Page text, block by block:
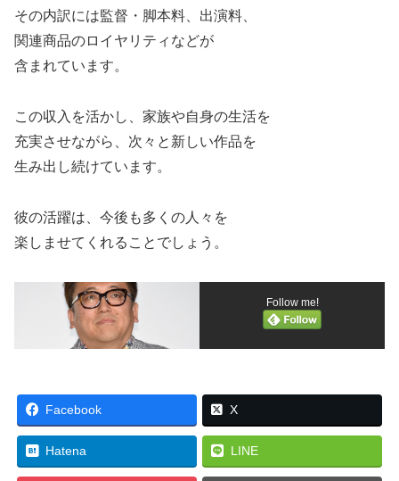
その内訳には監督・脚本料、出演料、
関連商品のロイヤリティなどが
含まれています。
この収入を活かし、家族や自身の生活を
充実させながら、次々と新しい作品を
生み出し続けています。
彼の活躍は、今後も多くの人々を
楽しませてくれることでしょう。
Follow me!
Facebook X
Hatena LINE